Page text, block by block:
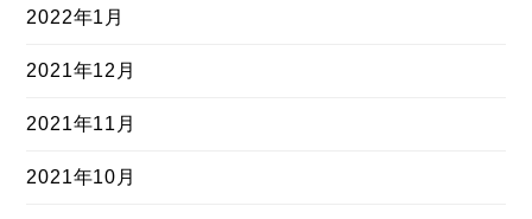
2022年1月
2021年12月
2021年11月
2021年10月